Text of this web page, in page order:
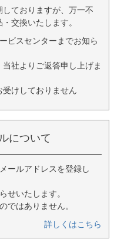
ておりますが、万一不
交換いたします。
ビスセンターまでお知ら
社よりご返答申し上げま
けしておりません
について
ールアドレスを登録し
せいたします。
ではありません。
詳しくはこちら